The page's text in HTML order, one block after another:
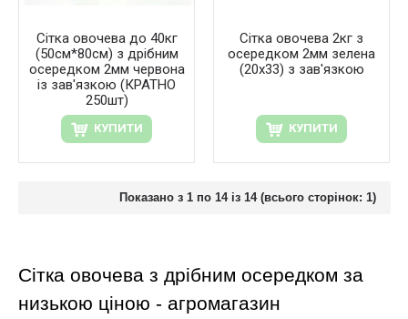
Сітка овочева до 40кг
(50см*80см) з дрібним
осередком 2мм червона
із зав'язкою (КРАТНО
250шт)
КУПИТИ
Сітка овочева 2кг з
осередком 2мм зелена
(20х33) з зав'язкою
КУПИТИ
Показано з 1 по 14 із 14 (всього сторінок: 1)
Сітка овочева з дрібним осередком за
низькою ціною - агромагазин